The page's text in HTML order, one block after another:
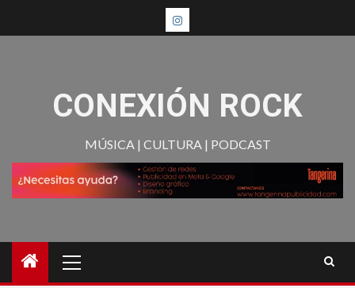
CONEXIÓN ROCK
MÚSICA | CULTURA | PODCAST